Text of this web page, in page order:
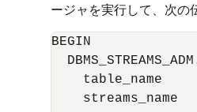
ージャを実行して、次の
BEGIN
table_name
streams_name